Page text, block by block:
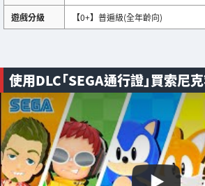
遊戲分級
【0+】普遍級(全年齡向)
使用DLC「SEGA通行證」買索尼克